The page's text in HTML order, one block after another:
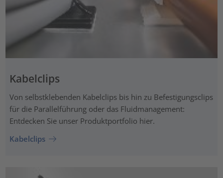
Kabelclips
Von selbstklebenden Kabelclips bis hin zu Befestigungsclips
für die Parallelführung oder das Fluidmanagement:
Entdecken Sie unser Produktportfolio hier.
Kabelclips